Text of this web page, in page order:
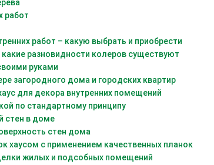
работ
работ – какую выбрать и приобрести
разновидности колеров существуют
руками
загородного дома и городских квартир
для декора внутренних помещений
по стандартному принципу
стен в доме
стен дома
хаусом с применением качественных планок
жилых и подсобных помещений